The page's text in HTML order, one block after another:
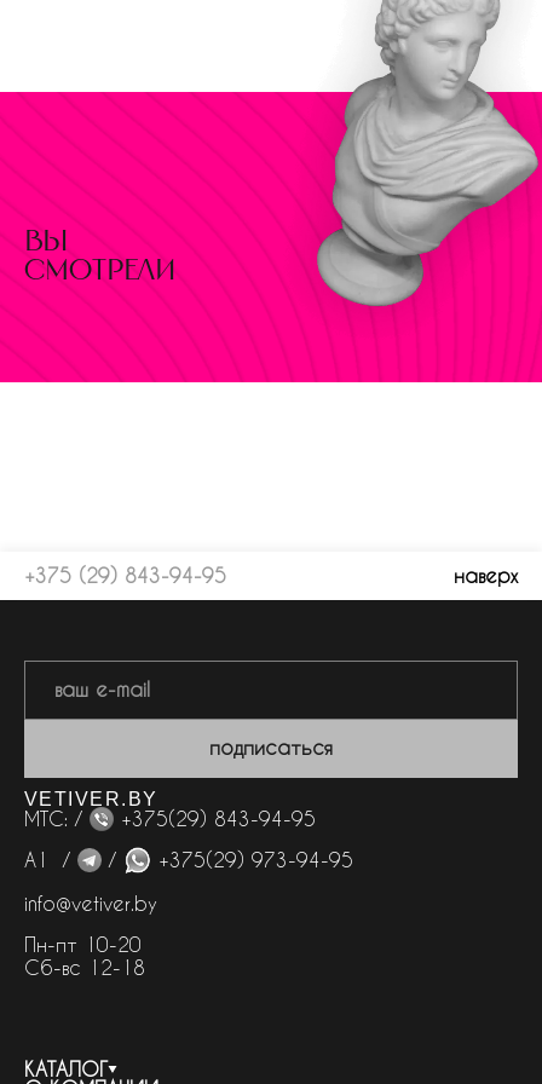
вы
смотрели
+375 (29) 843-94-95 наверх
подписаться
VETIVER.BY
МТС: /
+375(29) 843-94-95
А1 /
/
+375(29) 973-94-95
info@vetiver.by
Пн-пт 10-20
Сб-вс 12-18
КАТАЛОГ